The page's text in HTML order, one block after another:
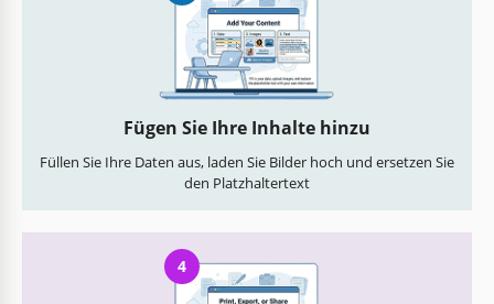
Fügen Sie Ihre Inhalte hinzu
Füllen Sie Ihre Daten aus, laden Sie Bilder hoch und ersetzen Sie
den Platzhaltertext
4